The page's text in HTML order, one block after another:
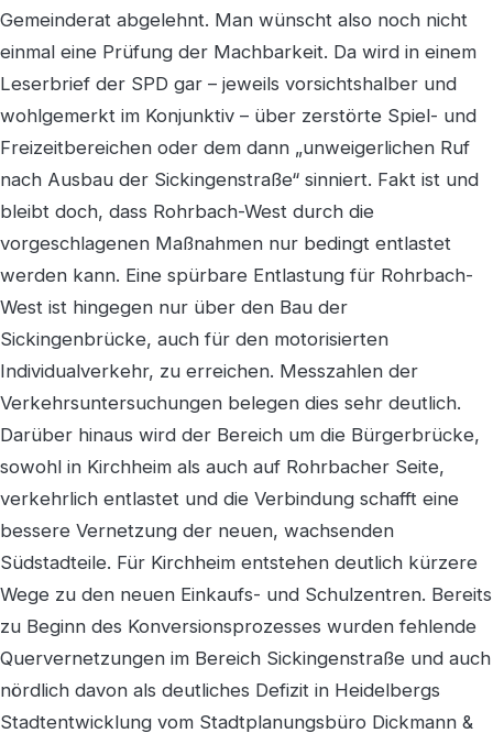
Gemeinderat abgelehnt. Man wünscht also noch nicht
einmal eine Prüfung der Machbarkeit. Da wird in einem
Leserbrief der SPD gar – jeweils vorsichtshalber und
wohlgemerkt im Konjunktiv – über zerstörte Spiel- und
Freizeitbereichen oder dem dann „unweigerlichen Ruf
nach Ausbau der Sickingenstraße“ sinniert. Fakt ist und
bleibt doch, dass Rohrbach-West durch die
vorgeschlagenen Maßnahmen nur bedingt entlastet
werden kann. Eine spürbare Entlastung für Rohrbach-
West ist hingegen nur über den Bau der
Sickingenbrücke, auch für den motorisierten
Individualverkehr, zu erreichen. Messzahlen der
Verkehrsuntersuchungen belegen dies sehr deutlich.
Darüber hinaus wird der Bereich um die Bürgerbrücke,
sowohl in Kirchheim als auch auf Rohrbacher Seite,
verkehrlich entlastet und die Verbindung schafft eine
bessere Vernetzung der neuen, wachsenden
Südstadteile. Für Kirchheim entstehen deutlich kürzere
Wege zu den neuen Einkaufs- und Schulzentren. Bereits
zu Beginn des Konversionsprozesses wurden fehlende
Quervernetzungen im Bereich Sickingenstraße und auch
nördlich davon als deutliches Defizit in Heidelbergs
Stadtentwicklung vom Stadtplanungsbüro Dickmann &